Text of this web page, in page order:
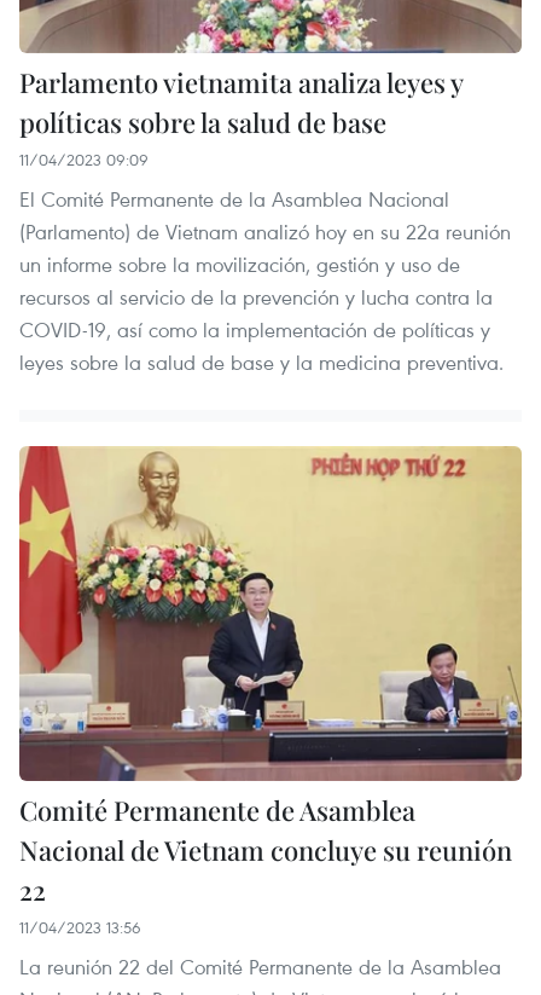
Parlamento vietnamita analiza leyes y
políticas sobre la salud de base
11/04/2023 09:09
El Comité Permanente de la Asamblea Nacional
(Parlamento) de Vietnam analizó hoy en su 22a reunión
un informe sobre la movilización, gestión y uso de
recursos al servicio de la prevención y lucha contra la
COVID-19, así como la implementación de políticas y
leyes sobre la salud de base y la medicina preventiva.
Comité Permanente de Asamblea
Nacional de Vietnam concluye su reunión
22
11/04/2023 13:56
La reunión 22 del Comité Permanente de la Asamblea